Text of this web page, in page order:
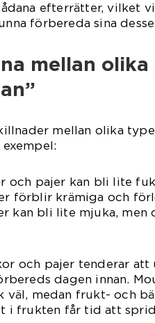
efterrätter, vilket
förbereda sina
mellan
mellan olika
och pajer kan bli lite
förblir krämiga och
kan bli lite mjuka, men
och pajer tenderar
dagen innan.
väl, medan frukt- och
i frukten får tid att